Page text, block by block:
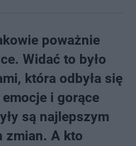
poważnie
Widać to było
która odbyła się
i gorące
są najlepszym
zmian. A kto